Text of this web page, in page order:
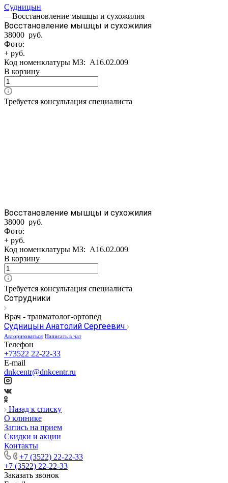
Судницын
—Восстановление мышцы и сухожилия
Восстановление мышцы и сухожилия
38000 руб.
Фото:
+ руб.
Код номенклатуры МЗ: A16.02.009
В корзину
Требуется консультация специалиста
Восстановление мышцы и сухожилия
38000 руб.
Фото:
+ руб.
Код номенклатуры МЗ: A16.02.009
В корзину
Требуется консультация специалиста
Сотрудники
Врач - травматолог-ортопед
Судницын Анатолий Сергеевич
Авторизоваться Написать в чат
Телефон
+73522 22-22-33
E-mail
dnkcentr@dnkcentr.ru
Назад к списку
О клинике
Запись на прием
Скидки и акции
Контакты
+7 (3522) 22-22-33
+7 (3522) 22-22-33
Заказать звонок